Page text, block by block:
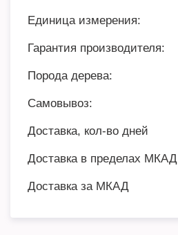
Единица измерения:
Гарантия производителя:
Порода дерева:
Самовывоз:
Доставка, кол-во дней
Доставка в пределах МКАД
Доставка за МКАД